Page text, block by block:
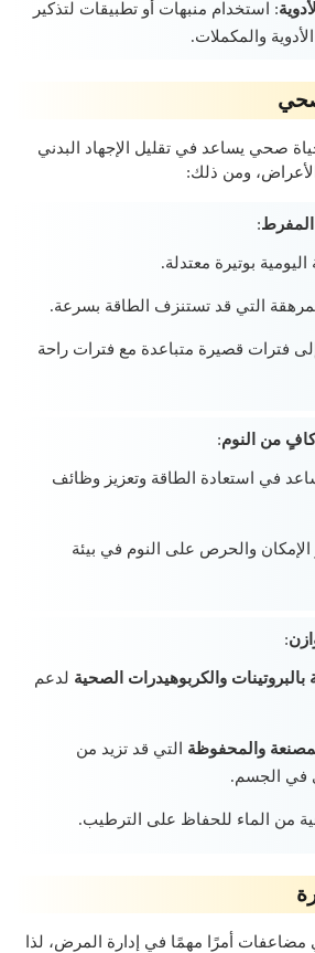
: استخدام منبهات أو تطبيقات لتذكير
والمكملات.
صحي يساعد في تقليل الإجهاد البدني
ومن ذلك:
المفرط:
بوتيرة معتدلة.
التي قد تستنزف الطاقة بسرعة.
فترات قصيرة متباعدة مع فترات راحة
من النوم:
في استعادة الطاقة وتعزيز وظائف
والحرص على النوم في بيئة
:
بالبروتينات والكربوهيدرات الصحية لدعم
والمحفوظة التي قد تزيد من
في الجسم.
من الماء للحفاظ على الترطيب.
أمرًا مهمًا في إدارة المرض، لذا